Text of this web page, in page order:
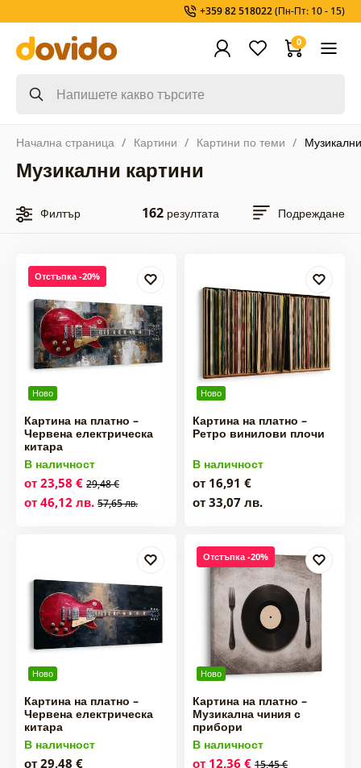
+359 82 518022(Пн-Пт: 10 - 15)
0
Начална страница Картини Картини по теми
Музикални картини
Филтър 162 резултата Подреждане
Ново
Отстъпка -20%
Картина на платно –
Червена електрическа
китара
В наличност
от 23,58 € 29,48 €
от 46,12 лв. 57,65 лв.
Ново
Картина на платно –
Ретро винилови плочи
В наличност
от 16,91 €
от 33,07 лв.
Ново
Картина на платно –
Червена електрическа
китара
В наличност
от 29,48 €
Ново
Отстъпка -20%
Картина на платно –
Музикална чиния с
прибори
В наличност
от 12,36 € 15,45 €